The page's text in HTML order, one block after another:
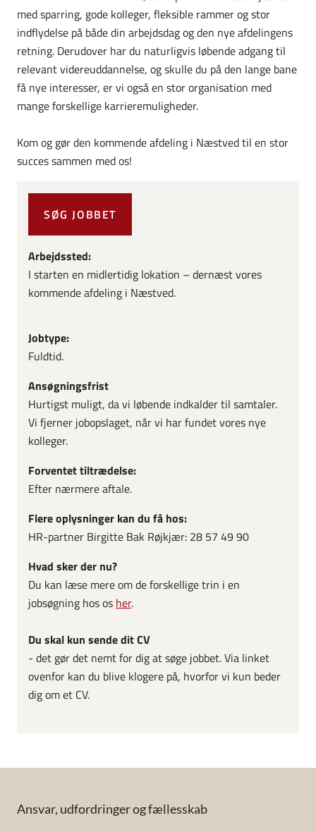
med sparring, gode kolleger, fleksible rammer og stor
indflydelse på både din arbejdsdag og den nye afdelingens
retning. Derudover har du naturligvis løbende adgang til
relevant videreuddannelse, og skulle du på den lange bane
få nye interesser, er vi også en stor organisation med
mange forskellige karrieremuligheder.
Kom og gør den kommende afdeling i Næstved til en stor
succes sammen med os!
SØG JOBBET
Arbejdssted:
I starten en midlertidig lokation – dernæst vores
kommende afdeling i Næstved.
Jobtype:
Fuldtid.
Ansøgningsfrist
Hurtigst muligt, da vi løbende indkalder til samtaler.
Vi fjerner jobopslaget, når vi har fundet vores nye
kolleger.
Forventet tiltrædelse:
Efter nærmere aftale.
Flere oplysninger kan du få hos:
HR-partner Birgitte Bak Røjkjær: 28 57 49 90
Hvad sker der nu?
Du kan læse mere om de forskellige trin i en
jobsøgning hos os her.
Du skal kun sende dit CV
- det gør det nemt for dig at søge jobbet. Via linket
ovenfor kan du blive klogere på, hvorfor vi kun beder
dig om et CV.
Ansvar, udfordringer og fællesskab